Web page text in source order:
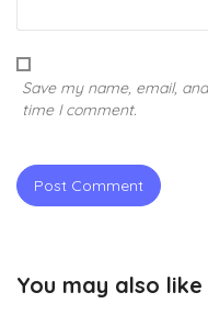
Save my name, email,
time I comment.
You may also like